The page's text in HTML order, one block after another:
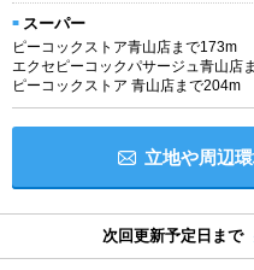
スーパー
ピーコックストア青山店まで173m
エクセピーコックパサージュ青山店
ピーコックストア 青山店まで204m
立地や周辺
次回更新予定日まで